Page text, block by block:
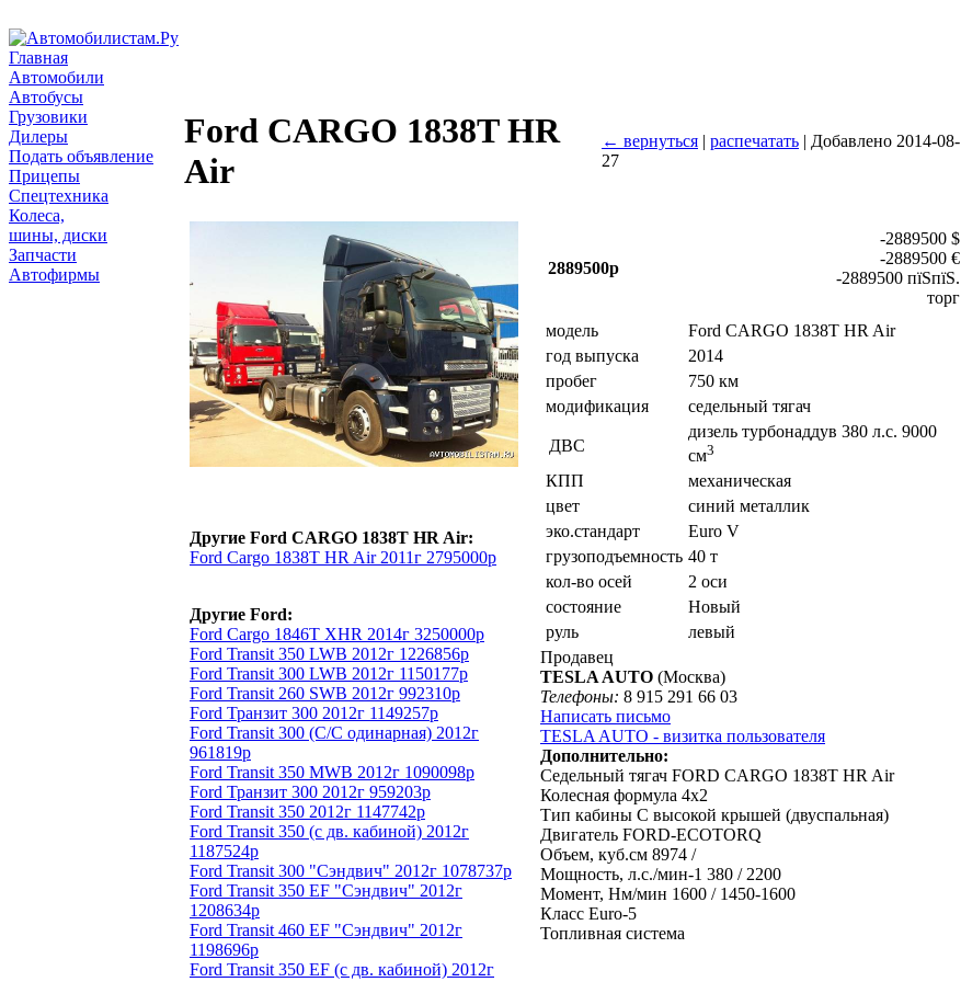
Главная
Автомобили
Автобусы
Грузовики
Дилеры
Подать объявление
Прицепы
Спецтехника
Колеса,
шины, диски
Запчасти
Автофирмы
Ford CARGO 1838T HR
Air
← вернуться | распечатать | Добавлено 2014-08-
27
Другие Ford CARGO 1838T HR Air:
Ford Cargo 1838T HR Air 2011г 2795000р
Другие Ford:
Ford Cargo 1846T XHR 2014г 3250000р
Ford Transit 350 LWB 2012г 1226856р
Ford Transit 300 LWB 2012г 1150177р
Ford Transit 260 SWB 2012г 992310р
Ford Транзит 300 2012г 1149257р
Ford Transit 300 (С/С одинарная) 2012г
961819р
Ford Transit 350 MWB 2012г 1090098р
Ford Транзит 300 2012г 959203р
Ford Transit 350 2012г 1147742р
Ford Transit 350 (с дв. кабиной) 2012г
1187524р
Ford Transit 300 "Сэндвич" 2012г 1078737р
Ford Transit 350 EF "Сэндвич" 2012г
1208634р
Ford Transit 460 EF "Сэндвич" 2012г
1198696р
Ford Transit 350 EF (с дв. кабиной) 2012г
2889500р
-2889500 $
-2889500 €
-2889500 пїЅпїЅ.
торг
модель
Ford CARGO 1838T HR Air
год выпуска
2014
пробег
750 км
модификация
седельный тягач
ДВС
дизель турбонаддув 380 л.с. 9000
см3
КПП
механическая
цвет
синий металлик
эко.стандарт
Euro V
грузоподъемность 40 т
кол-во осей
2 оси
состояние
Новый
руль
левый
Продавец
TESLA AUTO (Москва)
Телефоны: 8 915 291 66 03
Написать письмо
TESLA AUTO - визитка пользователя
Дополнительно:
Седельный тягач FORD CARGO 1838T HR Air
Колесная формула 4х2
Тип кабины С высокой крышей (двуспальная)
Двигатель FORD-ECOTORQ
Объем, куб.см 8974 /
Мощность, л.с./мин-1 380 / 2200
Момент, Нм/мин 1600 / 1450-1600
Класс Euro-5
Топливная система